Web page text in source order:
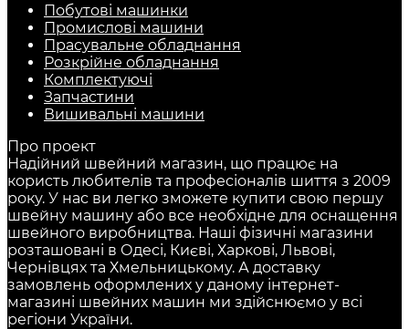
Побутові машинки
Промислові машини
Прасувальне обладнання
Розкрійне обладнання
Комплектуючі
Запчастини
Вишивальні машини
Про проект
Надійний швейний магазин, що працює на
користь любителів та професіоналів шиття з 2009
року. У нас ви легко зможете купити свою першу
швейну машину або все необхідне для оснащення
швейного виробництва. Наші фізичні магазини
розташовані в Одесі, Києві, Харкові, Львові,
Чернівцях та Хмельницькому. А доставку
замовлень оформлених у даному інтернет-
магазині швейних машин ми здійснюємо у всі
регіони України.